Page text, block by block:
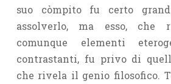
suo còmpito fu certo
assolverlo, ma esso, che
comunque elementi
contrastanti, fu privo di
che rivela il genio filosofico.